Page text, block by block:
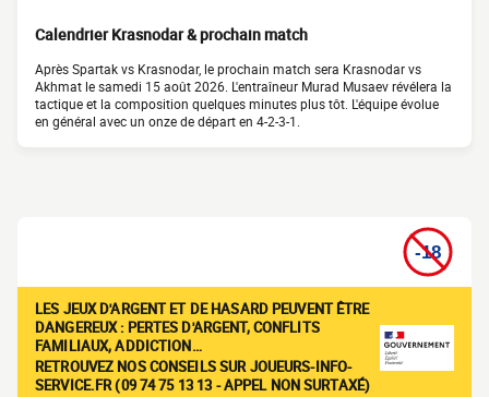
Calendrier Krasnodar & prochain match
Après Spartak vs Krasnodar, le prochain match sera Krasnodar vs
Akhmat le samedi 15 août 2026. L'entraîneur Murad Musaev révélera la
tactique et la composition quelques minutes plus tôt. L'équipe évolue
en général avec un onze de départ en 4-2-3-1.
LES JEUX D'ARGENT ET DE HASARD PEUVENT ÊTRE
DANGEREUX : PERTES D'ARGENT, CONFLITS
FAMILIAUX, ADDICTION…
RETROUVEZ NOS CONSEILS SUR JOUEURS-INFO-
SERVICE.FR (09 74 75 13 13 - APPEL NON SURTAXÉ)